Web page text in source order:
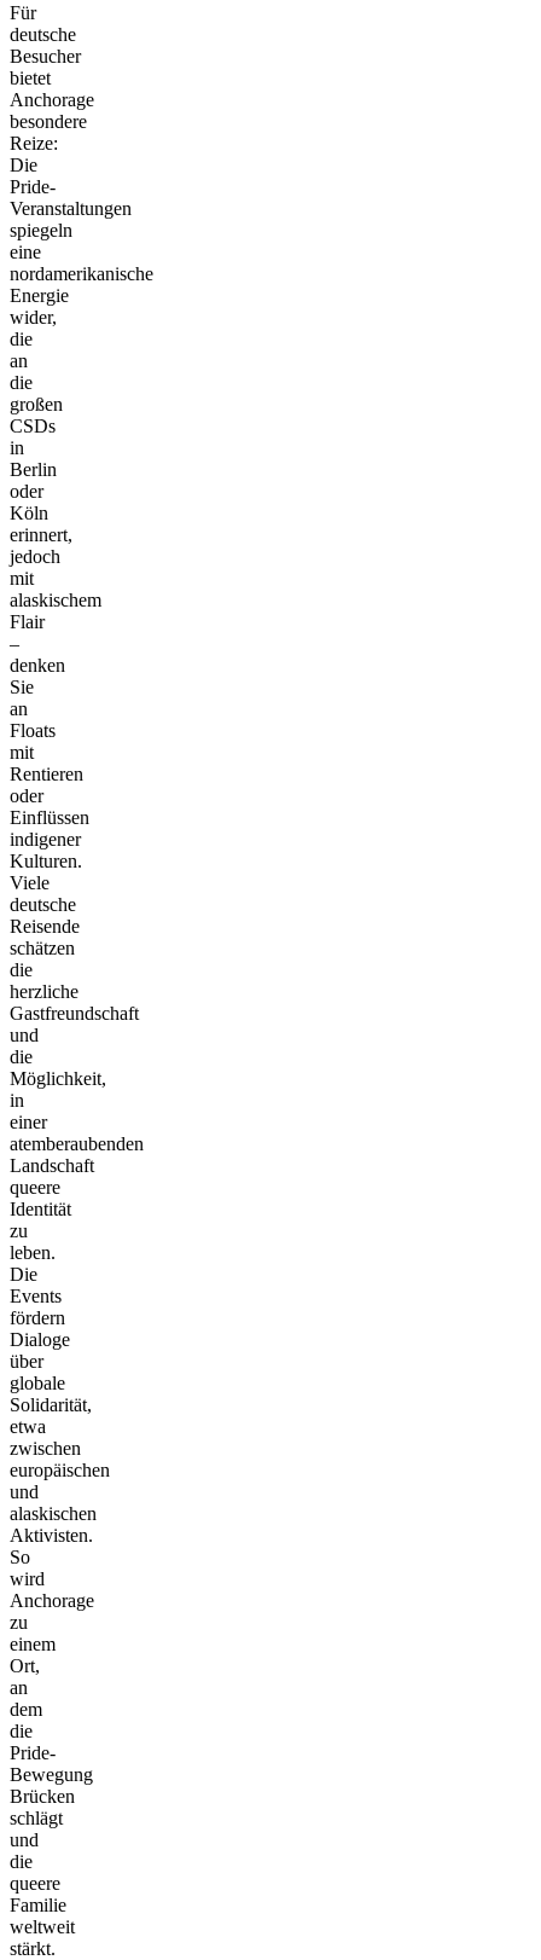
Für
deutsche
Besucher
bietet
Anchorage
besondere
Reize:
Die
Pride-
Veranstaltungen
spiegeln
eine
nordamerikanische
Energie
wider,
die
an
die
großen
CSDs
in
Berlin
oder
Köln
erinnert,
jedoch
mit
alaskischem
Flair
–
denken
Sie
an
Floats
mit
Rentieren
oder
Einflüssen
indigener
Kulturen.
Viele
deutsche
Reisende
schätzen
die
herzliche
Gastfreundschaft
und
die
Möglichkeit,
in
einer
atemberaubenden
Landschaft
queere
Identität
zu
leben.
Die
Events
fördern
Dialoge
über
globale
Solidarität,
etwa
zwischen
europäischen
und
alaskischen
Aktivisten.
So
wird
Anchorage
zu
einem
Ort,
an
dem
die
Pride-
Bewegung
Brücken
schlägt
und
die
queere
Familie
weltweit
stärkt.